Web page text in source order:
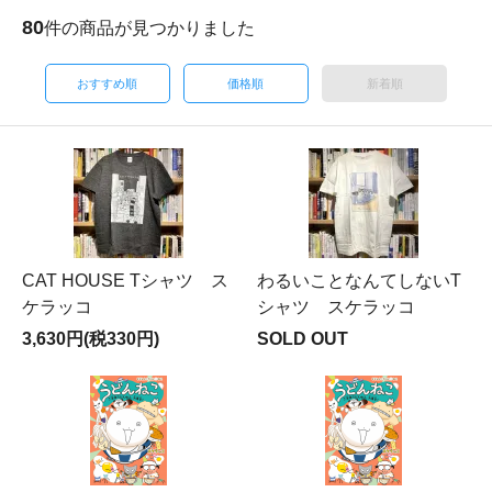
80件の商品が見つかりました
おすすめ順 価格順 新着順
CAT HOUSE Tシャツ ス
ケラッコ
3,630円(税330円)
わるいことなんてしないT
シャツ スケラッコ
SOLD OUT